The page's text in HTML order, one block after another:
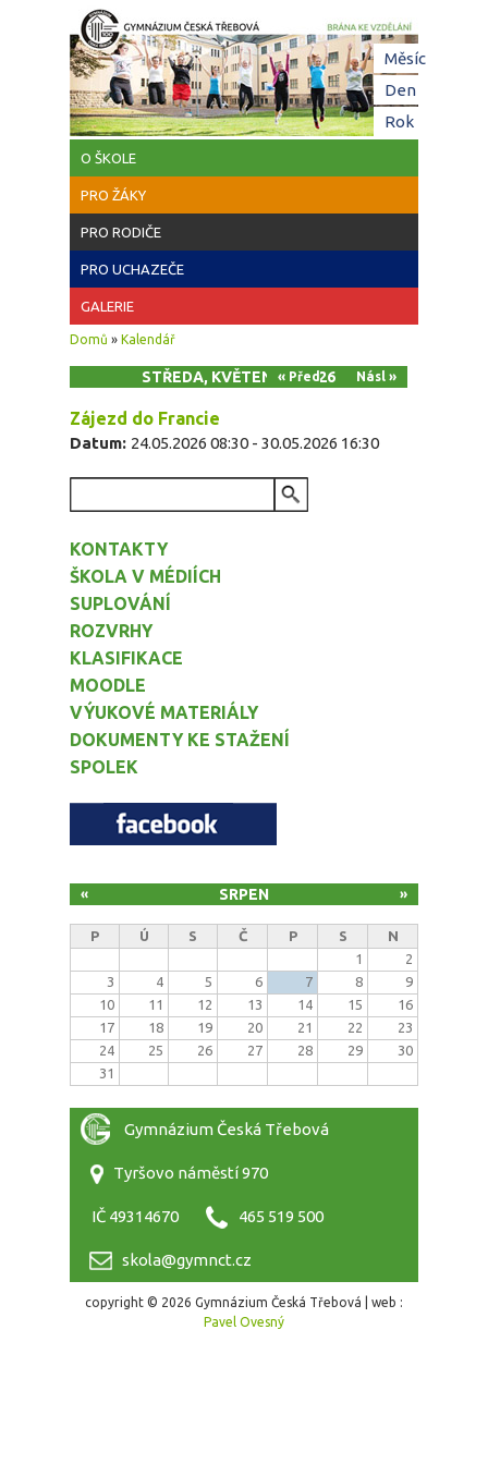
Přejít k hlavnímu obsahu
O ŠKOLE
PRO ŽÁKY
PRO RODIČE
PRO UCHAZEČE
GALERIE
Jste zde
Domů » Kalendář
STŘEDA, KVĚTEN 27, 2026
« Před Násl »
Zájezd do Francie
Datum: 24.05.2026 08:30 - 30.05.2026 16:30
KONTAKTY
ŠKOLA V MÉDIÍCH
SUPLOVÁNÍ
ROZVRHY
KLASIFIKACE
MOODLE
VÝUKOVÉ MATERIÁLY
DOKUMENTY KE STAŽENÍ
SPOLEK
SRPEN
« »
P Ú S Č P S
N
1
2
3
4 5 6 7 8
9
10
11 12 13 14 15
16
17
18 19 20 21 22
23
24
25 26 27 28 29
30
31
Gymnázium Česká Třebová
Tyršovo náměstí 970
IČ 49314670 465 519 500
skola@gymnct.cz
copyright © 2026 Gymnázium Česká Třebová | web :
Pavel Ovesný
Měsíc
Den(aktivní
Rok